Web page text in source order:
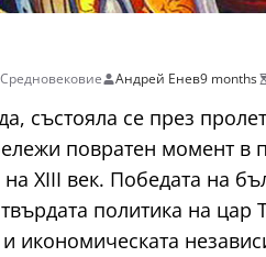
Средновековие Андрей Енев9 months
състояла се през
повратен момент в
XIII век. Победата на
политика на
икономическата